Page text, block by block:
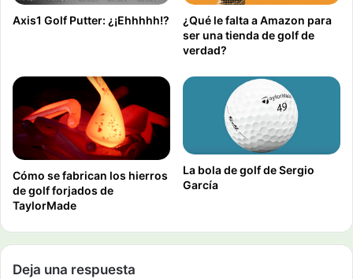
Axis1 Golf Putter: ¿¡Ehhhhh!?
¿Qué le falta a Amazon para
ser una tienda de golf de
verdad?
Cómo se fabrican los hierros
de golf forjados de
TaylorMade
La bola de golf de Sergio
García
Deja una respuesta